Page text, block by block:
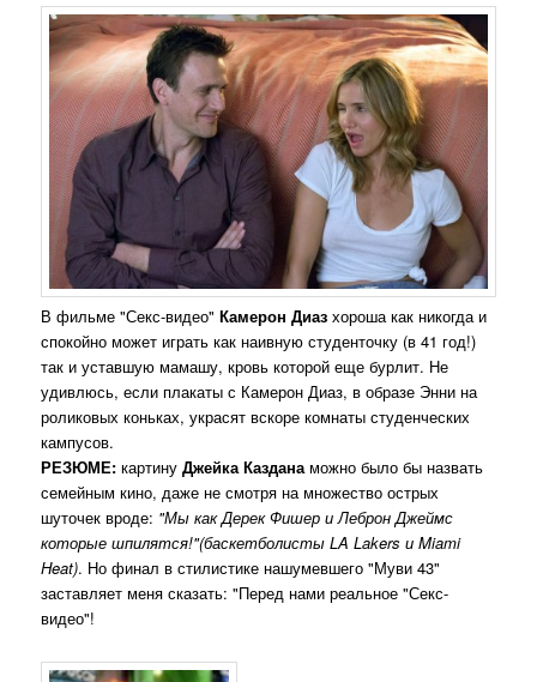
В фильме "Секс-видео" Камерон Диазхороша как никогда и
спокойно может играть как наивную студенточку (в 41 год!)
так и уставшую мамашу, кровь которой еще бурлит. Не
удивлюсь, если плакаты с Камерон Диаз, в образе Энни на
роликовых коньках, украсят вскоре комнаты студенческих
кампусов.
РЕЗЮМЕ: картинуДжейка Казданаможно было бы назвать
семейным кино, даже не смотря на множество острых
шуточек вроде: "Мы как Дерек Фишер и Леброн Джеймс
которые шпилятся!"(баскетболисты LA Lakers и Miami
Heat). Но финал в стилистике нашумевшего "Муви 43"
заставляет меня сказать: "Перед нами реальное "Секс-
видео"!